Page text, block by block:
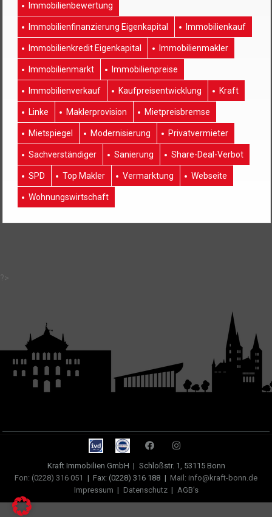
Immobilienbewertung
Immobilienfinanzierung Eigenkapital Immobilienkauf
Immobilienkredit Eigenkapital Immobilienmakler
Immobilienmarkt Immobilienpreise
Immobilienverkauf Kaufpreisentwicklung Kraft
Linke Maklerprovision Mietpreisbremse
Mietspiegel Modernisierung Privatvermieter
Sachverständiger Sanierung Share-Deal-Verbot
SPD Top Makler Vermarktung Webseite
Wohnungswirtschaft
?>
Kraft Immobilien GmbH | Schloßstr. 1, 53115 Bonn
Fon: (0228) 316 051 | Fax: (0228) 316 188 | Mail: info@kraft-bonn.de
Impressum | Datenschutz | AGB's